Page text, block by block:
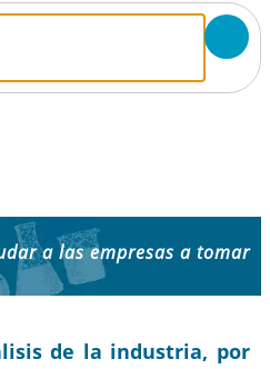
a las empresas a tomar
de la industria, por